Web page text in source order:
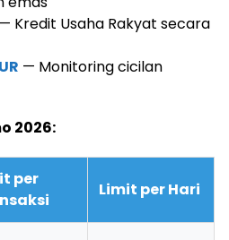
— Kredit Usaha Rakyat secara
— Monitoring cicilan
2026:
per
Limit per Hari